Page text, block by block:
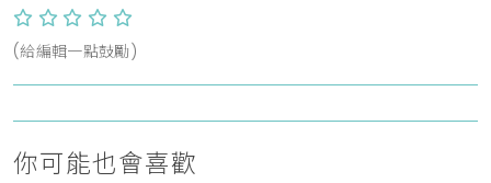
(給編輯一點鼓勵)
你可能也會喜歡